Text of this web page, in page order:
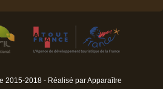
2015-2018 - Réalisé parApparaître